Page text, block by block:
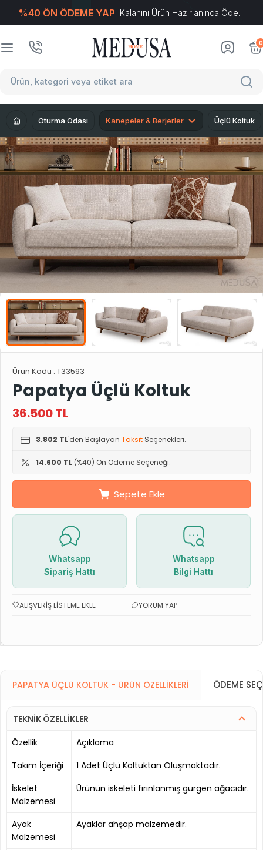
%40 ÖN ÖDEME YAP Kalanını Ürün Hazırlanınca Öde.
0
Oturma Odası Kanepeler & Berjerler Üçlü Koltuk
Ürün Kodu : T33593
Papatya Üçlü Koltuk
36.500TL
3.802 TL'den Başlayan Taksit Seçenekleri.
14.600 TL (%40) Ön Ödeme Seçeneği.
Sepete Ekle
Whatsapp
Sipariş Hattı
Whatsapp
Bilgi Hattı
ALIŞVERIŞ LISTEME EKLE YORUM YAP
PAPATYA ÜÇLÜ KOLTUK - ÜRÜN ÖZELLIKLERI ÖDEME
TEKNİK ÖZELLİKLER
Özellik
Açıklama
Takım İçeriği
1 Adet Üçlü Koltuktan Oluşmaktadır.
İskelet
Malzemesi
Ürünün iskeleti fırınlanmış gürgen ağacıdır.
Ayak
Malzemesi
Ayaklar ahşap malzemedir.
T-Soft E-Ticaret Sistemleriyle Hazırlanmıştır.